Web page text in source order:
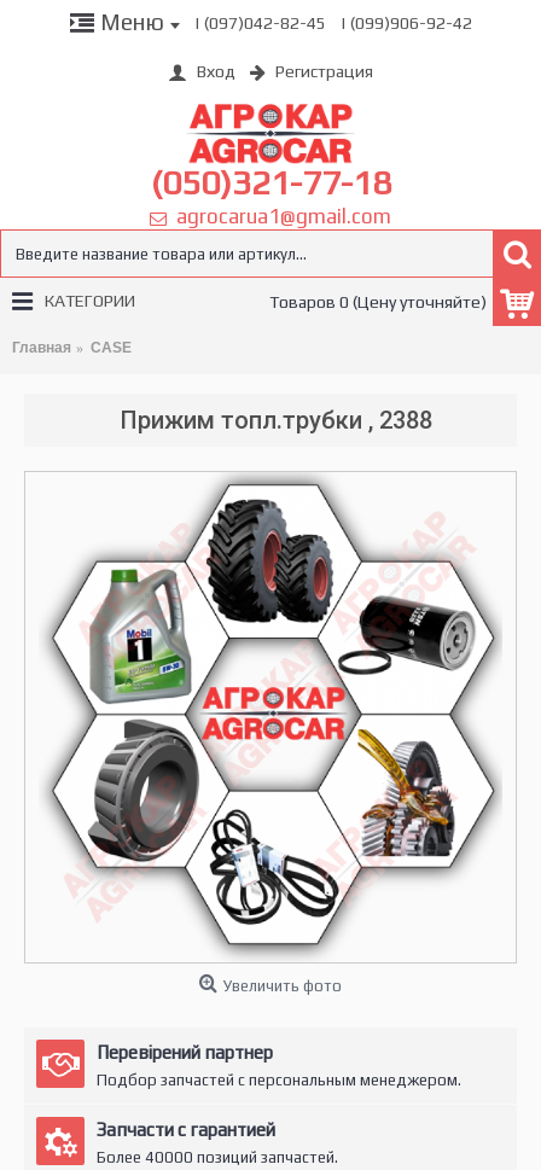
Меню | (097)042-82-45 | (099)906-92-42
Вход Регистрация
(050)321-77-18
agrocarua1@gmail.com
Товаров 0 (Цену уточняйте)
КАТЕГОРИИ
Главная CASE
Прижим топл.трубки , 2388
Увеличить фото
Перевірений партнер
Подбор запчастей с персональным менеджером.
Запчасти с гарантией
Более 40000 позиций запчастей.